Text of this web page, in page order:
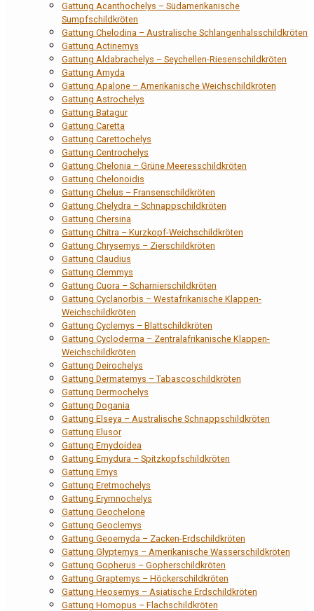
Gattung Acanthochelys – Südamerikanische
Sumpfschildkröten
Gattung Chelodina – Australische Schlangenhalsschildkröten
Gattung Actinemys
Gattung Aldabrachelys – Seychellen-Riesenschildkröten
Gattung Amyda
Gattung Apalone – Amerikanische Weichschildkröten
Gattung Astrochelys
Gattung Batagur
Gattung Caretta
Gattung Carettochelys
Gattung Centrochelys
Gattung Chelonia – Grüne Meeresschildkröten
Gattung Chelonoidis
Gattung Chelus – Fransenschildkröten
Gattung Chelydra – Schnappschildkröten
Gattung Chersina
Gattung Chitra – Kurzkopf-Weichschildkröten
Gattung Chrysemys – Zierschildkröten
Gattung Claudius
Gattung Clemmys
Gattung Cuora – Scharnierschildkröten
Gattung Cyclanorbis – Westafrikanische Klappen-
Weichschildkröten
Gattung Cyclemys – Blattschildkröten
Gattung Cycloderma – Zentralafrikanische Klappen-
Weichschildkröten
Gattung Deirochelys
Gattung Dermatemys – Tabascoschildkröten
Gattung Dermochelys
Gattung Dogania
Gattung Elseya – Australische Schnappschildkröten
Gattung Elusor
Gattung Emydoidea
Gattung Emydura – Spitzkopfschildkröten
Gattung Emys
Gattung Eretmochelys
Gattung Erymnochelys
Gattung Geochelone
Gattung Geoclemys
Gattung Geoemyda – Zacken-Erdschildkröten
Gattung Glyptemys – Amerikanische Wasserschildkröten
Gattung Gopherus – Gopherschildkröten
Gattung Graptemys – Höckerschildkröten
Gattung Heosemys – Asiatische Erdschildkröten
Gattung Homopus – Flachschildkröten